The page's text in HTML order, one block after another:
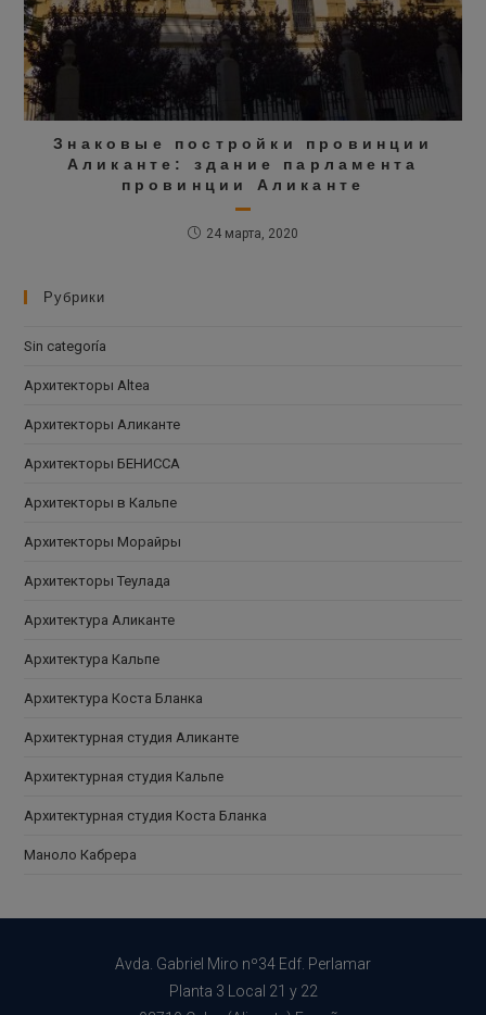
Знаковые постройки провинции
Аликанте: здание парламента
провинции Аликанте
24 марта, 2020
Рубрики
Sin categoría
Архитекторы Altea
Архитекторы Аликанте
Архитекторы БЕНИССА
Архитекторы в Кальпе
Архитекторы Морайры
Архитекторы Теулада
Архитектура Аликанте
Архитектура Кальпе
Архитектура Коста Бланка
Архитектурная студия Аликанте
Архитектурная студия Кальпе
Архитектурная студия Коста Бланка
Маноло Кабрера
Avda. Gabriel Miro nº34 Edf. Perlamar
Planta 3 Local 21 y 22